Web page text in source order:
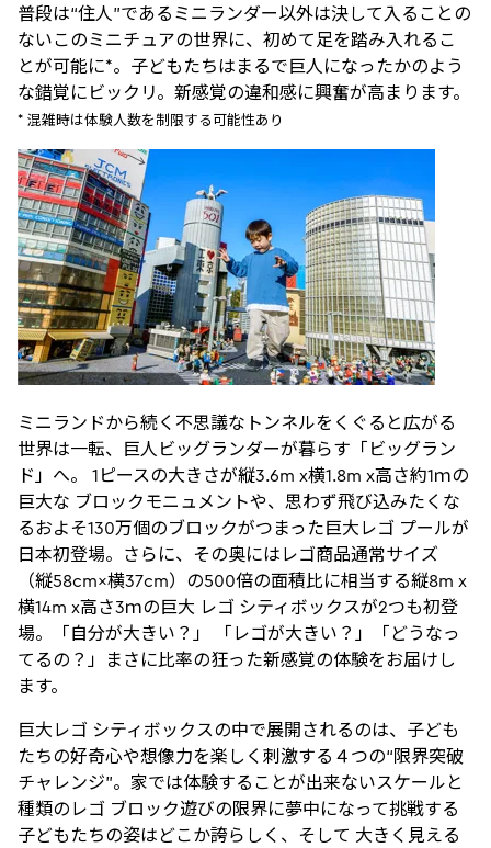
普段は“住人”であるミニランダー以外は決して入ることの
ないこのミニチュアの世界に、初めて足を踏み入れるこ
とが可能に*。子どもたちはまるで巨人になったかのよう
な錯覚にビックリ。新感覚の違和感に興奮が高まります。
* 混雑時は体験人数を制限する可能性あり
ミニランドから続く不思議なトンネルをくぐると広がる
世界は一転、巨人ビッグランダーが暮らす「ビッグラン
ド」へ。 1ピースの大きさが縦3.6m x横1.8m x高さ約1ｍの
巨大な ブロックモニュメントや、思わず飛び込みたくな
るおよそ130万個のブロックがつまった巨大レゴ プールが
日本初登場。さらに、その奥にはレゴ商品通常サイズ
（縦58cm×横37cm）の500倍の面積比に相当する縦8m x
横14m x高さ3ｍの巨大 レゴ シティボックスが2つも初登
場。「自分が大きい？」 「レゴが大きい？」「どうなっ
てるの？」まさに比率の狂った新感覚の体験をお届けし
ます。
巨大レゴ シティボックスの中で展開されるのは、子ども
たちの好奇心や想像力を楽しく刺激する４つの“限界突破
チャレンジ”。家では体験することが出来ないスケールと
種類のレゴ ブロック遊びの限界に夢中になって挑戦する
子どもたちの姿はどこか誇らしく、そして 大きく見える